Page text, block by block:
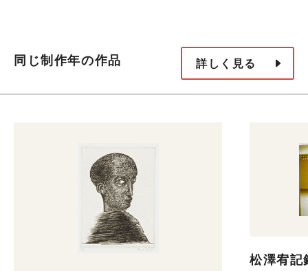
同じ制作年の作品 詳しく見る
松澤宥